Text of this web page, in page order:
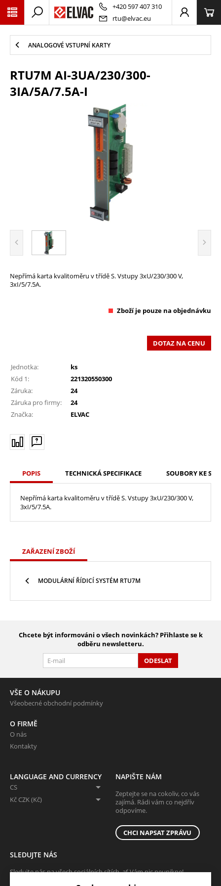
+420 597 407 310
rtu@elvac.eu
ANALOGOVÉ VSTUPNÍ KARTY
RTU7M AI-3UA/230/300-
3IA/5A/7.5A-I
Nepřímá karta kvalitoměru v třídě S. Vstupy 3xU/230/300 V,
3xI/5/7.5A.
Zboží je pouze na objednávku
DOTAZ NA CENU
Jednotka:
ks
Kód 1:
221320550300
Záruka:
24
Záruka pro firmy:
24
Značka:
ELVAC
POPIS TECHNICKÁ SPECIFIKACE SOUBORY KE
Nepřímá karta kvalitoměru v třídě S. Vstupy 3xU/230/300 V,
3xI/5/7.5A.
ZAŘAZENÍ ZBOŽÍ
MODULÁRNÍ ŘÍDICÍ SYSTÉM RTU7M
Chcete být informováni o všech novinkách? Přihlaste se k
odběru newsletteru.
ODESLAT
VŠE O NÁKUPU
Všeobecné obchodní podmínky
O FIRMĚ
O nás
Kontakty
LANGUAGE AND CURRENCY
CS
Kč CZK (Kč)
NAPIŠTE NÁM
Zeptejte se na cokoliv, co vás
zajímá. Rádi vám co nejdřív
odpovíme.
CHCI NAPSAT ZPRÁVU
SLEDUJTE NÁS
Sledujte nás na všech sociálních sítích, ať Vám nic neunikne!